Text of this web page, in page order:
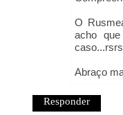
O
acho
Abraço
Responder